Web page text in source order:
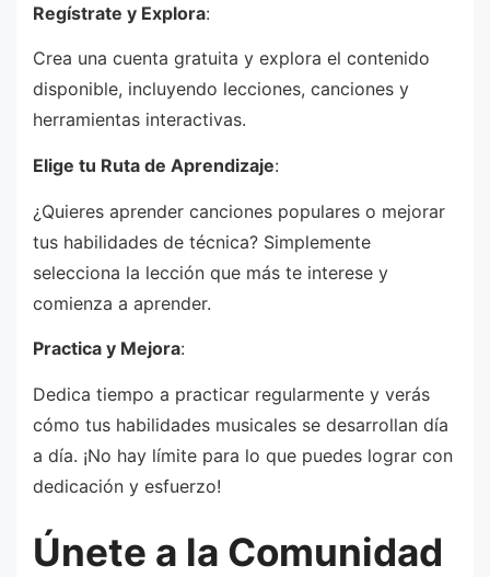
Regístrate y Explora:
Crea una cuenta gratuita y explora el contenido
disponible, incluyendo lecciones, canciones y
herramientas interactivas.
Elige tu Ruta de Aprendizaje:
¿Quieres aprender canciones populares o mejorar
tus habilidades de técnica? Simplemente
selecciona la lección que más te interese y
comienza a aprender.
Practica y Mejora:
Dedica tiempo a practicar regularmente y verás
cómo tus habilidades musicales se desarrollan día
a día. ¡No hay límite para lo que puedes lograr con
dedicación y esfuerzo!
Únete a la Comunidad